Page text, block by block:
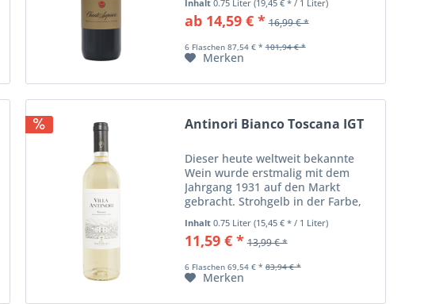
Vanille, im wunderbar vollen
Geschmack mit den sanften,
Inhalt 0.75 Liter (19,45 € * / 1 Liter)
ab 14,59 € * 16,99 € *
6 Flaschen 87,54 € * 101,94 € *
Merken
Antinori Bianco Toscana IGT
Dieser heute weltweit bekannte
Wein wurde erstmalig mit dem
Jahrgang 1931 auf den Markt
gebracht. Strohgelb in der Farbe,
zeichnet sich dieser Wein durch
zarte Blütenaromen und Noten von
Banane und Ananas. Im Geschmack
Inhalt 0.75 Liter (15,45 € * / 1 Liter)
11,59 € * 13,99 € *
6 Flaschen 69,54 € * 83,94 € *
Merken